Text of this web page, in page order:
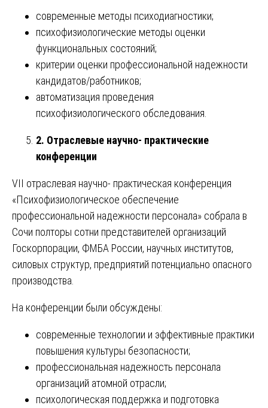
современные методы психодиагностики;
психофизиологические методы оценки
функциональных состояний;
критерии оценки профессиональной надежности
кандидатов/работников;
автоматизация проведения
психофизиологического обследования.
2. Отраслевые научно- практические
конференции
VII отраслевая научно- практическая конференция
«Психофизиологическое обеспечение
профессиональной надежности персонала» собрала в
Сочи полторы сотни представителей организаций
Госкорпорации, ФМБА России, научных институтов,
силовых структур, предприятий потенциально опасного
производства.
На конференции были обсуждены:
современные технологии и эффективные практики
повышения культуры безопасности;
профессиональная надежность персонала
организаций атомной отрасли;
психологическая поддержка и подготовка